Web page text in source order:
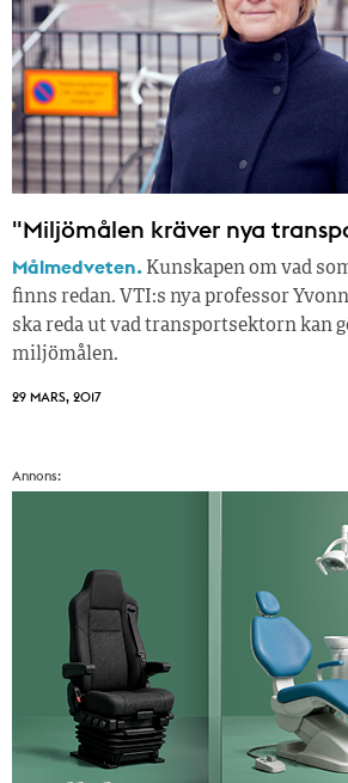
"Miljömålen kräver nya
Målmedveten. Kunskapen om vad
finns redan. VTI:s nya professor
ska reda ut vad transportsektorn kan
miljömålen.
29 MARS, 2017
Annons: